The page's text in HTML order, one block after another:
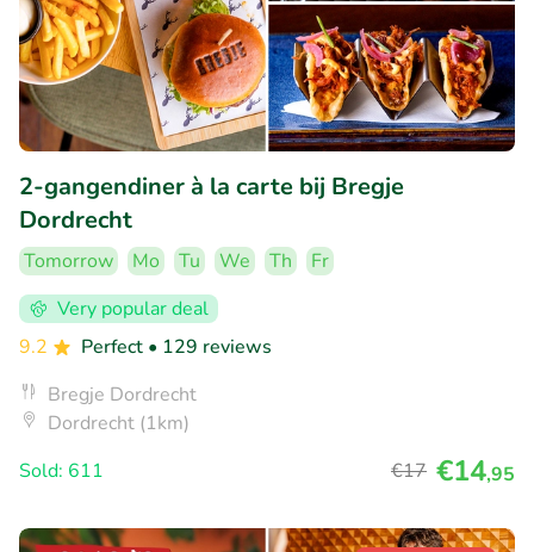
2-gangendiner à la carte bij Bregje
Dordrecht
Tomorrow Mo Tu We Th
Fr
Very popular deal
9.2
Perfect • 129 reviews
Bregje Dordrecht
Dordrecht (1km)
Sold: 611
€17 €14,95